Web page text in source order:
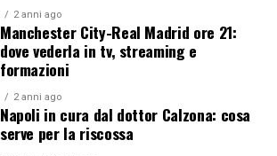
2 anni ago
Manchester City-Real Madrid ore 21:
dove vederla in tv, streaming e
formazioni
2 anni ago
Napoli in cura dal dottor Calzona: cosa
serve per la riscossa